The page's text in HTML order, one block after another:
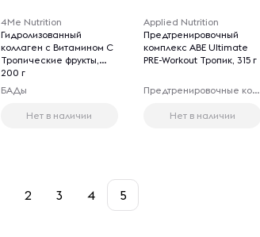
4Me Nutrition
Гидролизованный
коллаген с Витамином C
Тропические фрукты,
200 г
БАДы
Нет в наличии
Applied Nutrition
Предтренировочный
комплекс ABE Ultimate
PRE-Workout Тропик, 315 г
Предтренировочные комплексы
Нет в наличии
2 3 4 5